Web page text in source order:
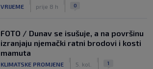
VRIJEME prije 8 h 0
FOTO / Dunav se isušuje, a na površinu
izranjaju njemački ratni brodovi i kosti
mamuta
KLIMATSKE PROMJENE 5. kol. 1